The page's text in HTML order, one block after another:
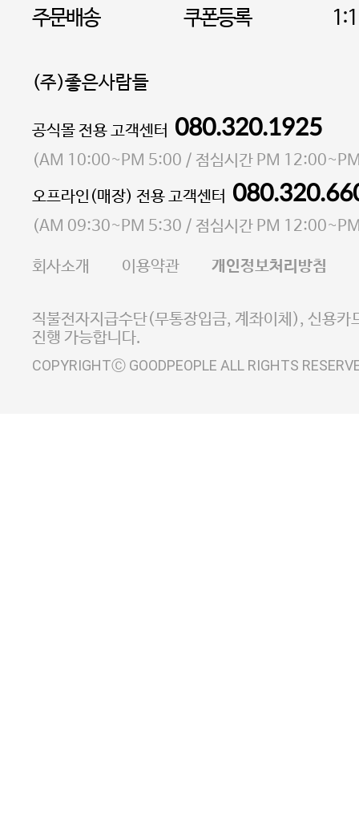
주문배송 쿠폰등록
(주)좋은사람들
대표 이성현,박영환| 개인정보관리책임자 김상현
소재지 서울특별시 마포구 마포대로4다길 41 마포
통신판매업 신고번호 2023-서울마포-3931호
사업자등록번호 105-81-58242
E-MAIL goodpeople@gpin.co.kr
사업자정보확인
이니시스 에스크로 서비
공식몰 전용 고객센터 080.320.1925
(AM 10:00~PM 5:00 / 점심시간 PM
오프라인(매장) 전용 고객센터
(AM 09:30~PM 5:30 / 점심시간 PM
회사소개 이용약관 개인정보처리방침
직불전자지급수단(무통장입금, 계좌이체), 신용카
진행 가능합니다.
COPYRIGHTⒸ GOODPEOPLE ALL RIGHTS